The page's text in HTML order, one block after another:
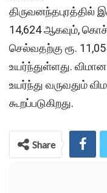
திருவனந்தபுரத்தில்
14,624 ஆகவும்,
செல்வதற்கு ரூ.
உயர்ந்துள்ளது.
உயர்ந்து வருவதும்
கூறப்படுகிறது.
Share